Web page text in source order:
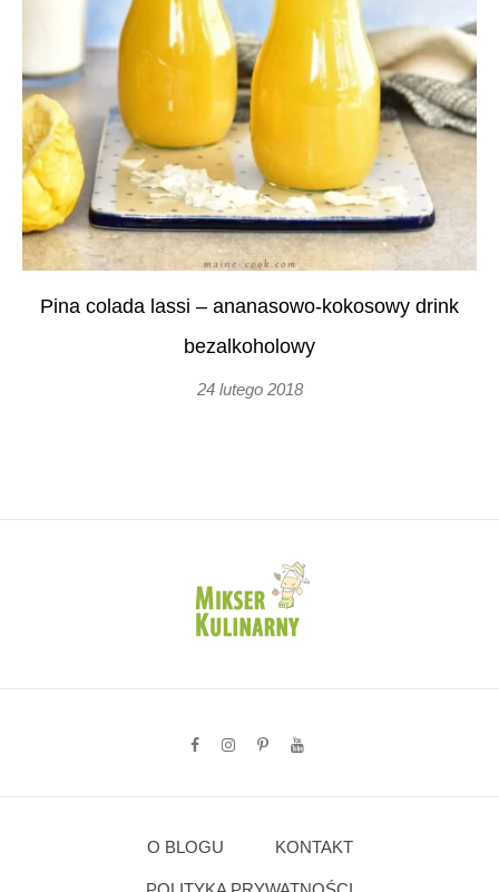
Pina colada lassi – ananasowo-kokosowy drink
bezalkoholowy
24 lutego 2018
O BLOGU KONTAKT